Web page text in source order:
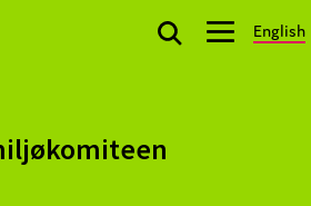
English